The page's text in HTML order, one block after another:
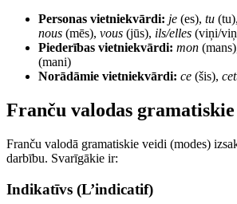
Personas vietniekvārdi: je (es), tu (tu),
nous (mēs), vous (jūs), ils/elles (viņi/
Piederības vietniekvārdi: mon
(mani)
Norādāmie vietniekvārdi: ce (šis),
Franču valodas
Franču valodā gramatiskie veidi (modes)
darbību. Svarīgākie ir:
Indikatīvs (L’indicatif)